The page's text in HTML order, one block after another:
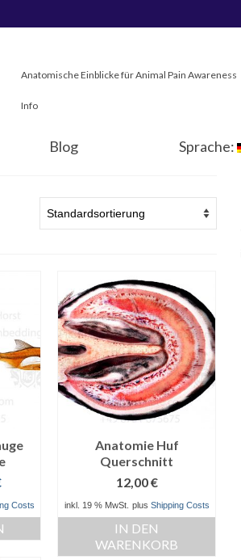
Anatomische Einblicke für Animal Pain Awareness
Info
Blog Sprache:
Aktueller
ist:
5,36 €.
Costs
Anatomie Huf
Querschnitt
12,00€
inkl. 19 % MwSt. plus Shipping Costs
IN DEN
WARENKORB